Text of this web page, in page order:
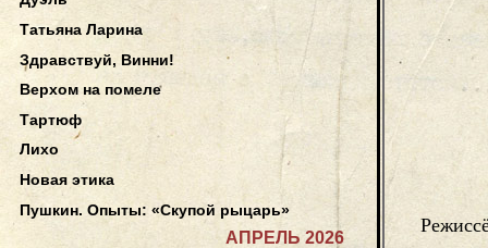
Татьяна Ларина
Здравствуй, Винни!
Верхом на помеле
Тартюф
Лихо
Новая этика
Пушкин. Опыты: «Скупой рыцарь»
АПРЕЛЬ 2026